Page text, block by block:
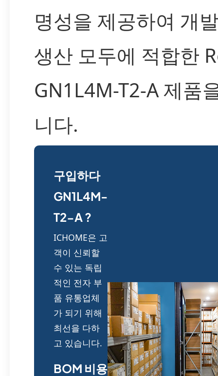
명성을 제공하여 개
생산 모두에 적합한
GN1L4M-T2-A 제품
니다.
구입하다
GN1L4M-
T2-A ?
ICHOME은 고
객이 신뢰할
수 있는 독립
적인 전자 부
품 유통업체
가 되기 위해
최선을 다하
고 있습니다.
BOM 비용